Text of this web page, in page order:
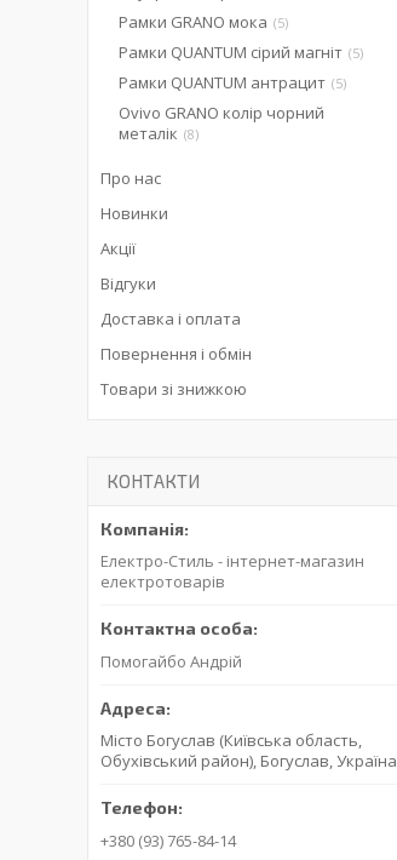
Рамки GRANO мока 5
Рамки QUANTUM сірий магніт 5
Рамки QUANTUM антрацит 5
Ovivo GRANO колір чорний
металік 8
Про нас
Новинки
Акції
Відгуки
Доставка і оплата
Повернення і обмін
Товари зі знижкою
КОНТАКТИ
Електро-Стиль - інтернет-магазин
електротоварів
Помогайбо Андрій
Місто Богуслав (Київська область,
Обухівський район), Богуслав, Україна
+380 (93) 765-84-14